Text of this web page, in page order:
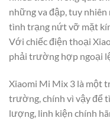
những va đập, tuy nhiên
tình trạng nứt vỡ mặt
Với chiếc điện thoại
phải trường hợp ngoại
Xiaomi Mi Mix 3 là một
trường, chính vì vậy để
lượng, linh kiện chính